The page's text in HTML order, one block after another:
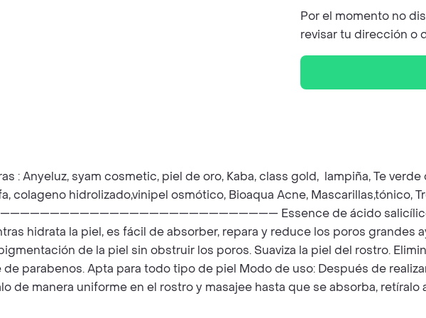
Por el momento no
revisar tu dirección o
: Anyeluz, syam cosmetic, piel de oro, Kaba, class gold, lampiña, Te
colageno hidrolizado,vinipel osmótico, Bioaqua Acne, Mascarillas,tónico,
Essence de ácido salicílico
hidrata la piel, es fácil de absorber, repara y reduce los poros grandes
de la piel sin obstruir los poros. Suaviza la piel del rostro.
parabenos. Apta para todo tipo de piel Modo de uso: Después de
de manera uniforme en el rostro y masajee hasta que se absorba, retíralo